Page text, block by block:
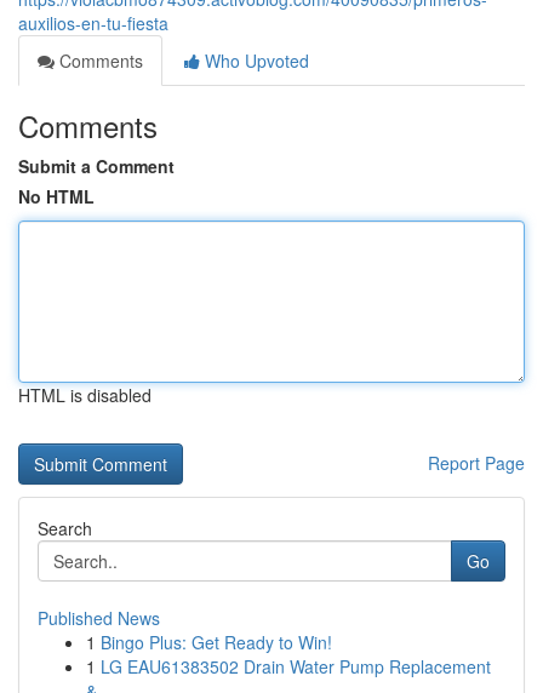
auxilios-en-tu-fiesta
Comments
Who Upvoted
Comments
Submit a Comment
No HTML
HTML is disabled
Report Page
Search
Go
Published News
1 Bingo Plus: Get Ready to Win!
1 LG EAU61383502 Drain Water Pump Replacement